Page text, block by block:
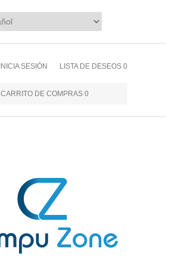
INICIA SESIÓN LISTA DE DESEOS 0
CARRITO DE COMPRAS 0